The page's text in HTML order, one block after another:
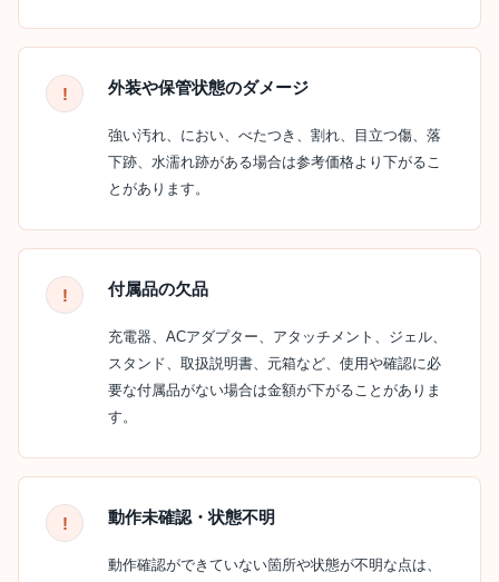
外装や保管状態のダメージ
強い汚れ、におい、べたつき、割れ、目立つ傷、落
下跡、水濡れ跡がある場合は参考価格より下がるこ
とがあります。
付属品の欠品
充電器、ACアダプター、アタッチメント、ジェル、
スタンド、取扱説明書、元箱など、使用や確認に必
要な付属品がない場合は金額が下がることがありま
す。
動作未確認・状態不明
動作確認ができていない箇所や状態が不明な点は、